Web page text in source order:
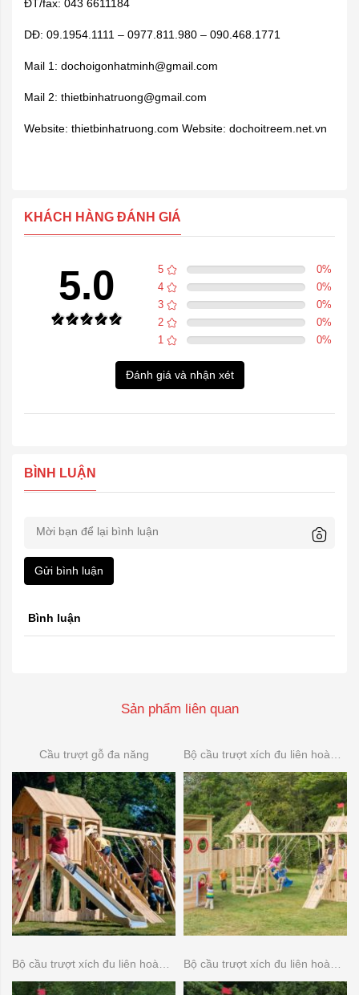
ĐT/fax: 043 6611184
DĐ: 09.1954.1111 – 0977.811.980 – 090.468.1771
Mail 1: dochoigonhatminh@gmail.com
Mail 2: thietbinhatruong@gmail.com
Website: thietbinhatruong.com Website: dochoitreem.net.vn
KHÁCH HÀNG ĐÁNH GIÁ
5.0 5 0%
4
0%
3
0%
2
0%
1
0%
Đánh giá và nhận xét
BÌNH LUẬN
Gửi bình luận
Bình luận
Sản phẩm liên quan
Cầu trượt gỗ đa năng